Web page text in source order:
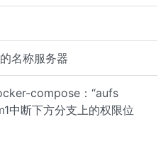
名称服务器
compose：“aufs
中断下方分支上的权限位